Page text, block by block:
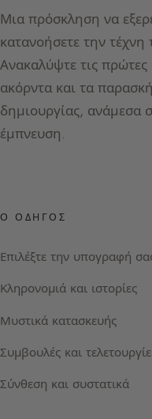
Μια πρόσκληση να
κατανοήσετε την
Ανακαλύψτε τις πρώτες
ακόρντα και τα
δημιουργίας, ανάμεσα
έμπνευση.
Ο ΟΔΗΓΌΣ
Επιλέξτε την υπογραφή
Κληρονομιά και ιστορίες
Μυστικά κατασκευής
Συμβουλές και
Σύνθεση και συστατικά